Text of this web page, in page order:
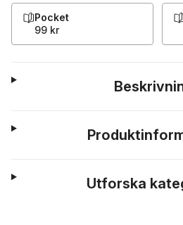
Pocket
99 kr
Utforska